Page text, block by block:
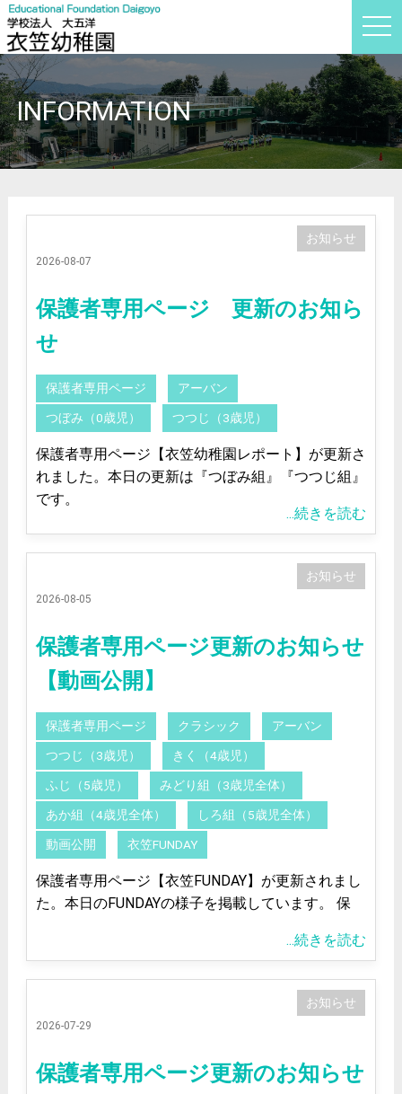
t
o
g
l
e
n
a
i
g
a
INFORMATION
2026-08-07
保護者専用ページ 更新のお知ら
せ
お知らせ
保護者専用ページ アーバン
つぼみ（0歳児） つつじ（3歳児）
保護者専用ページ【衣笠幼稚園レポート】が更新さ
れました。本日の更新は『つぼみ組』『つつじ組』
です。
...続きを読む
2026-08-05
保護者専用ページ更新のお知らせ
【動画公開】
お知らせ
保護者専用ページ クラシック アーバン
つつじ（3歳児） きく（4歳児）
ふじ（5歳児） みどり組（3歳児全体）
あか組（4歳児全体） しろ組（5歳児全体）
動画公開 衣笠FUNDAY
保護者専用ページ【衣笠FUNDAY】が更新されまし
た。本日のFUNDAYの様子を掲載しています。 保
...続きを読む
2026-07-29
保護者専用ページ更新のお知らせ
お知らせ